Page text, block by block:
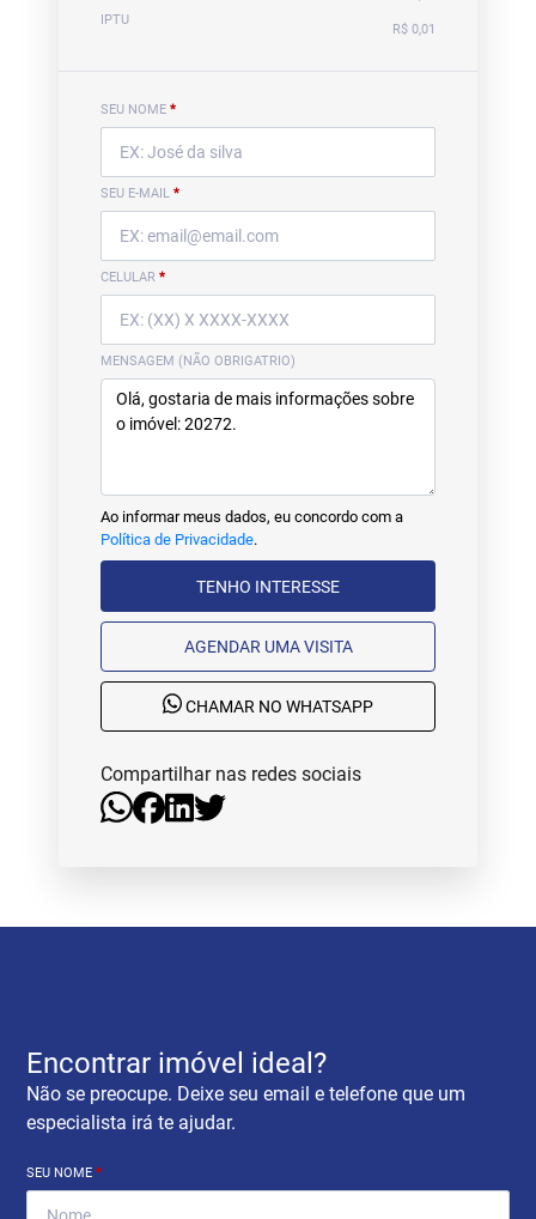
IPTU
R$ 0,01
SEU NOME *
SEU E-MAIL *
CELULAR *
MENSAGEM (NÃO OBRIGATRIO)
Ao informar meus dados, eu concordo com a
Política de Privacidade.
TENHO INTERESSE
AGENDAR UMA VISITA
CHAMAR NO WHATSAPP
Compartilhar nas redes sociais
Encontrar imóvel ideal?
Não se preocupe. Deixe seu email e telefone que um
especialista irá te ajudar.
SEU NOME*